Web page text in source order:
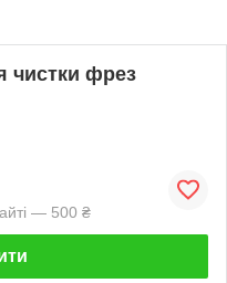
чистки фрез
— 500 ₴